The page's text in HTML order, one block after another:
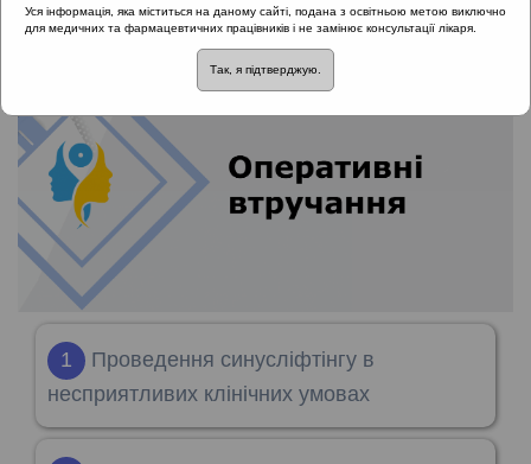
Оперативні втручання
1
Проведення синусліфтінгу в
несприятливих клінічних умовах
Уся інформація, яка міститься на даному сайті, подана з освітньою метою виключно
для медичних та фармацевтичних працівників і не замінює консультації лікаря.
Так, я підтверджую.